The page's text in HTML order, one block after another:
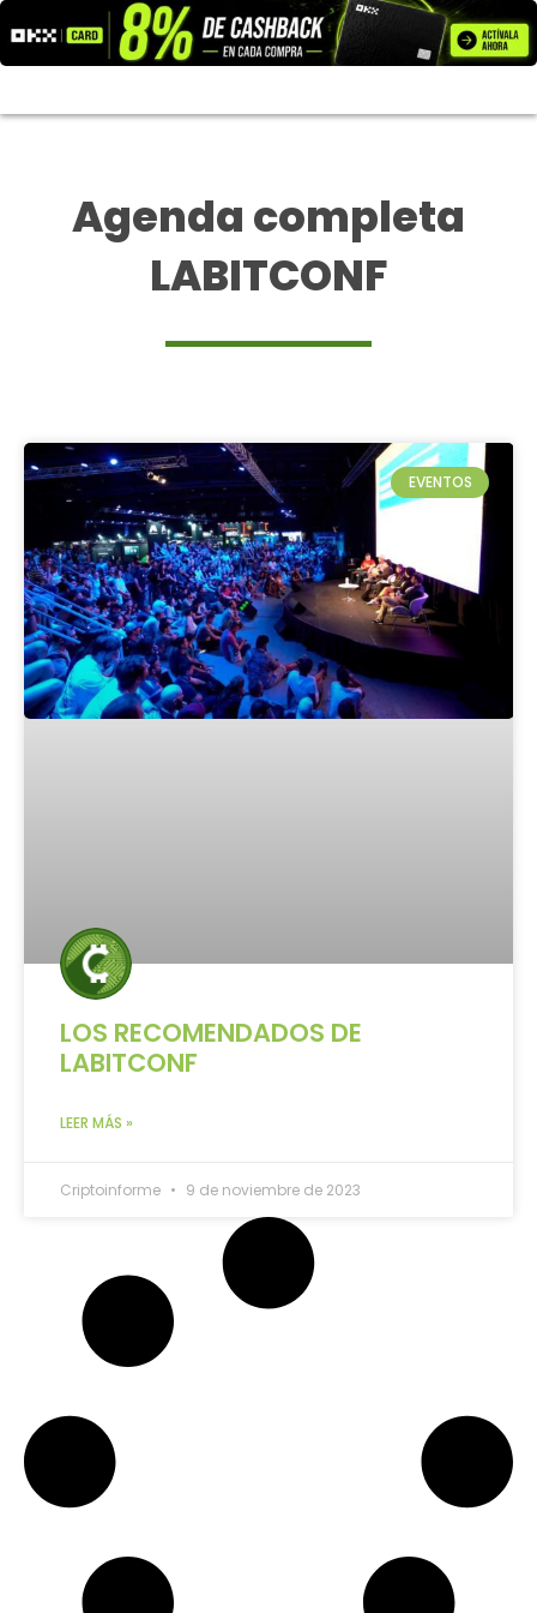
al
contenido
Agenda completa
LABITCONF
EVENTOS
LOS RECOMENDADOS DE
LABITCONF
LEER MÁS »
Criptoinforme 9 de noviembre de 2023